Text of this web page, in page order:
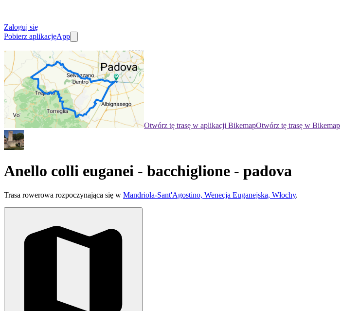
Zaloguj się
Pobierz aplikacjęApp
Otwórz tę trasę w aplikacji BikemapOtwórz tę trasę w Bikemap
Anello colli euganei - bacchiglione - padova
Trasa rowerowa rozpoczynająca się w Mandriola-Sant'Agostino, Wenecja Euganejska, Włochy.